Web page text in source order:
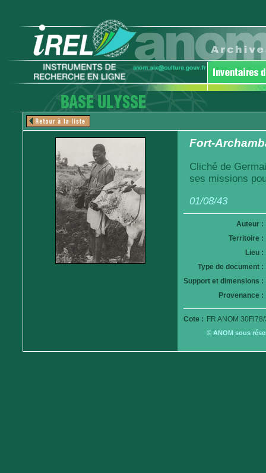
Fort-
Cliché de
ses missions
01/08/43
Auteur :
Territoire :
Lieu :
Type de document :
Support et dimensions :
Provenance :
Cote : FR ANOM
© ANOM sous